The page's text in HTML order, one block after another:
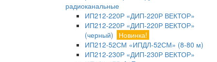
радиоканальные
ИП212-220Р «ДИП-220Р ВЕКТОР»
ИП212-220Р «ДИП-220Р ВЕКТОР»
(черный)
Новинка!
ИП212-52СМ «ИПДЛ-52СМ» (8-80 м)
ИП212-230Р «ДИП-230Р ВЕКТОР»